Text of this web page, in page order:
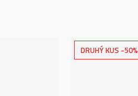
DRUHÝ KUS -50%